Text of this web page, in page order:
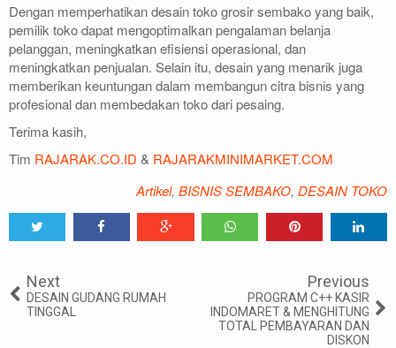
Dengan memperhatikan desain toko grosir sembako yang baik,
pemilik toko dapat mengoptimalkan pengalaman belanja
pelanggan, meningkatkan efisiensi operasional, dan
meningkatkan penjualan. Selain itu, desain yang menarik juga
memberikan keuntungan dalam membangun citra bisnis yang
profesional dan membedakan toko dari pesaing.
Terima kasih,
Tim RAJARAK.CO.ID & RAJARAKMINIMARKET.COM
Artikel, BISNIS SEMBAKO, DESAIN TOKO
Next
DESAIN GUDANG RUMAH
TINGGAL
Previous
PROGRAM C++ KASIR
INDOMARET & MENGHITUNG
TOTAL PEMBAYARAN DAN
DISKON